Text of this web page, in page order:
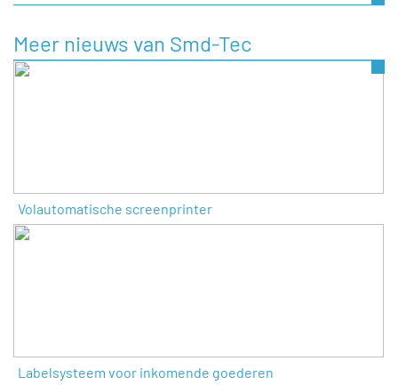
Meer nieuws van Smd-Tec
Volautomatische screenprinter
Labelsysteem voor inkomende goederen